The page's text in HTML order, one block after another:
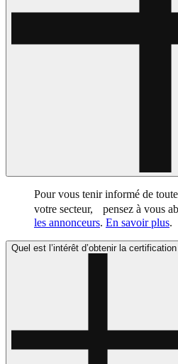
Pour vous tenir informé de
votre secteur, pensez à vous
les annonceurs. En savoir plus.
Quel est l’intérêt d’obtenir la